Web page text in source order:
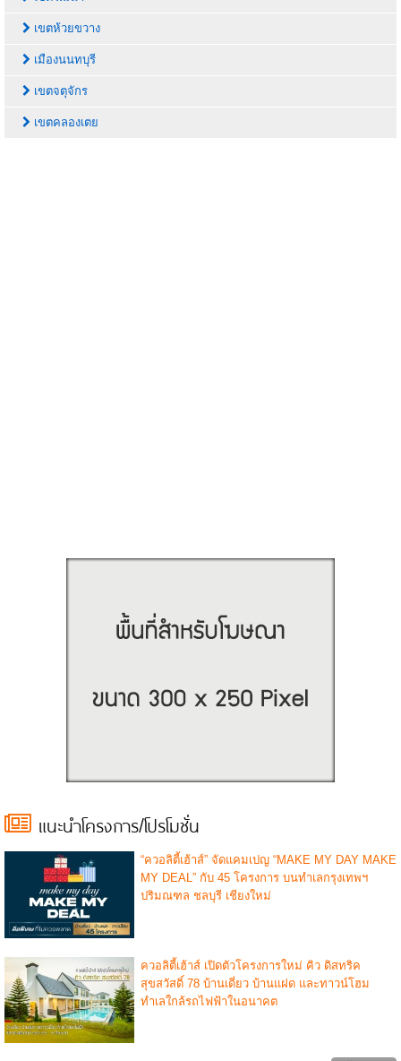
เขตห้วยขวาง
เมืองนนทบุรี
เขตจตุจักร
เขตคลองเตย
แนะนำโครงการ/โปรโมชั่น
“ควอลิตี้เฮ้าส์” จัดแคมเปญ “MAKE MY DAY MAKE
MY DEAL” กับ 45 โครงการ บนทำเลกรุงเทพฯ
ปริมณฑล ชลบุรี เชียงใหม่
ควอลิตี้เฮ้าส์ เปิดตัวโครงการใหม่ คิว ดิสทริค
สุขสวัสดิ์ 78 บ้านเดี่ยว บ้านแฝด และทาวน์โฮม
ทำเลใกล้รถไฟฟ้าในอนาคต